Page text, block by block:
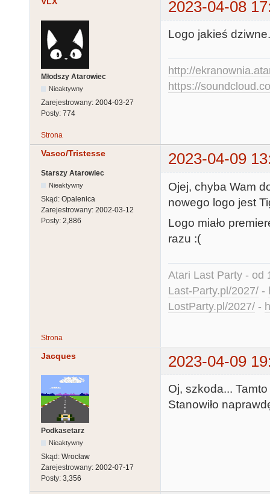
2023-04-08
Młodszy Atarowiec
Nieaktywny
Zarejestrowany: 2004-03-27
Posty: 774
Logo jakieś
http://
https://
Strona
Vasco/Tristesse 2023-04-09
Starszy Atarowiec
Nieaktywny
Skąd: Opalenica
Zarejestrowany: 2002-03-12
Posty: 2,886
Ojej, chyba Wam
nowego logo jest
Logo miało
razu :(
Atari Last Party - od
Last-Party.pl/2027/ -
LostParty.pl/2027/ -
Strona
Jacques 2023-04-09
Podkasetarz
Nieaktywny
Skąd: Wrocław
Zarejestrowany: 2002-07-17
Posty: 3,356
Oj, szkoda...
Stanowiło